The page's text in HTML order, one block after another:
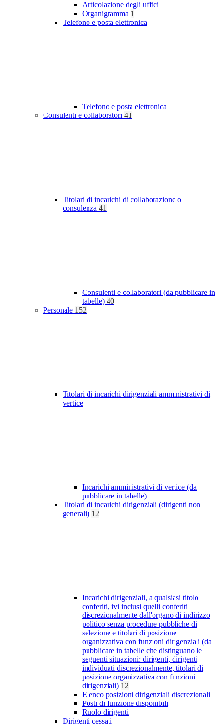
Articolazione degli uffici
Organigramma 1
Telefono e posta elettronica
Telefono e posta elettronica
Consulenti e collaboratori 41
Titolari di incarichi di collaborazione o
consulenza 41
Consulenti e collaboratori (da pubblicare in
tabelle) 40
Personale 152
Titolari di incarichi dirigenziali amministrativi di
vertice
Incarichi amministrativi di vertice (da
pubblicare in tabelle)
Titolari di incarichi dirigenziali (dirigenti non
generali) 12
Incarichi dirigenziali, a qualsiasi titolo
conferiti, ivi inclusi quelli conferiti
discrezionalmente dall'organo di indirizzo
politico senza procedure pubbliche di
selezione e titolari di posizione
organizzativa con funzioni dirigenziali (da
pubblicare in tabelle che distinguano le
seguenti situazioni: dirigenti, dirigenti
individuati discrezionalmente, titolari di
posizione organizzativa con funzioni
dirigenziali) 12
Elenco posizioni dirigenziali discrezionali
Posti di funzione disponibili
Ruolo dirigenti
Dirigenti cessati